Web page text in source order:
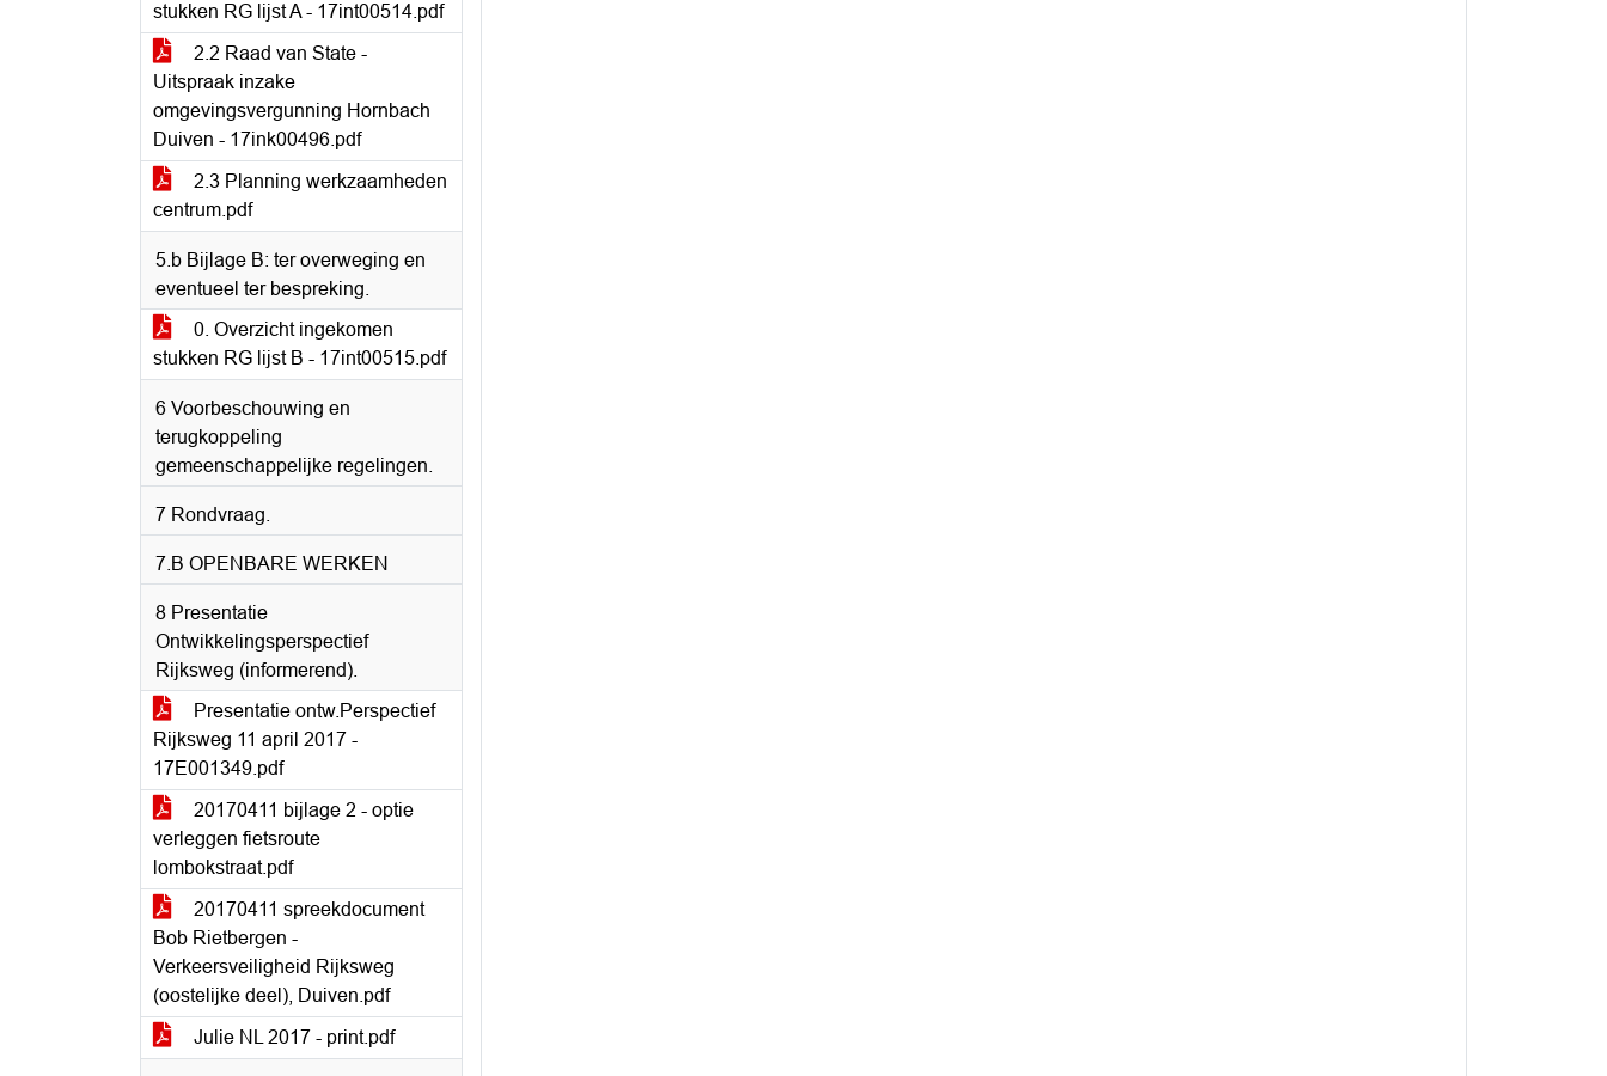
stukken RG lijst A - 17int00514.pdf
2.2 Raad van State -
Uitspraak inzake
omgevingsvergunning Hornbach
Duiven - 17ink00496.pdf
2.3 Planning werkzaamheden
centrum.pdf
5.b Bijlage B: ter overweging en
eventueel ter bespreking.
0. Overzicht ingekomen
stukken RG lijst B - 17int00515.pdf
6 Voorbeschouwing en
terugkoppeling
gemeenschappelijke regelingen.
7 Rondvraag.
7.B OPENBARE WERKEN
8 Presentatie
Ontwikkelingsperspectief
Rijksweg (informerend).
Presentatie ontw.Perspectief
Rijksweg 11 april 2017 -
17E001349.pdf
20170411 bijlage 2 - optie
verleggen fietsroute
lombokstraat.pdf
20170411 spreekdocument
Bob Rietbergen -
Verkeersveiligheid Rijksweg
(oostelijke deel), Duiven.pdf
Julie NL 2017 - print.pdf